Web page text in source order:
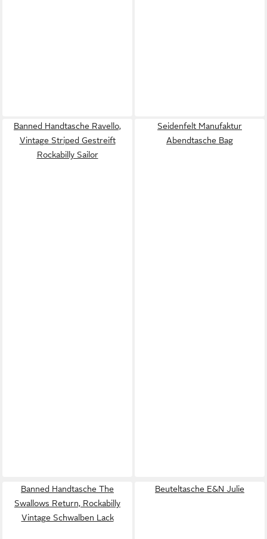
Banned Handtasche Ravello,
Vintage Striped Gestreift
Rockabilly Sailor
Seidenfelt Manufaktur
Abendtasche Bag
Banned Handtasche The
Swallows Return, Rockabilly
Vintage Schwalben Lack
Beuteltasche E&N Julie